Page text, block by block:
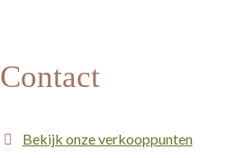
Contact
Bekijk onze verkooppunten